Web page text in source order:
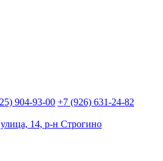
904-93-00 +7 (926) 631-24-82
14, р-н Строгино